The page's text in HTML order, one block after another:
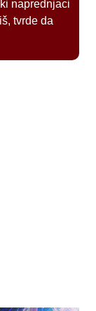
naprednjaci
tvrde da